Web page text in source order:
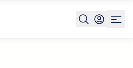
Vigonovo